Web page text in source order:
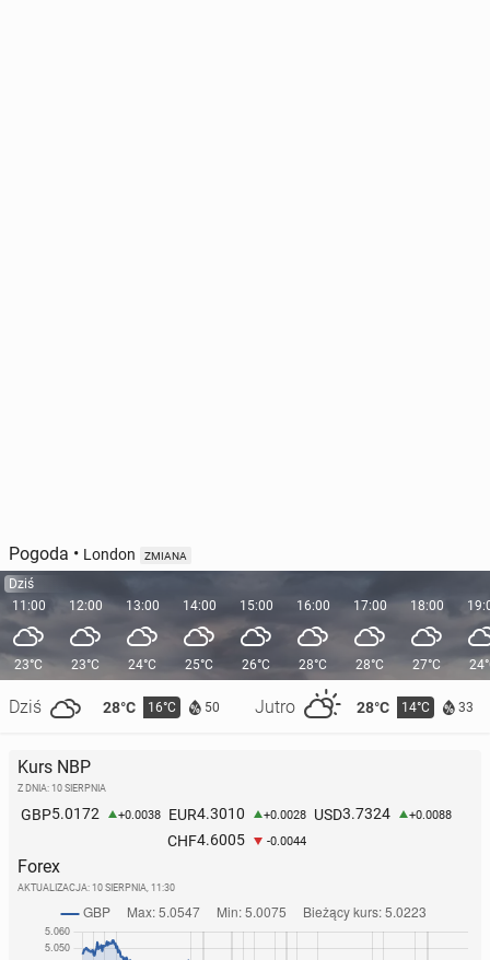
Pogoda • London ZMIANA
Dziś
11:00
23°C
Dziś 28°C 16°C 50 Jutro 28°C 14°C 33
12:00
23°C
13:00
24°C
14:00
25°C
15:00
26°C
16:00
28°C
17:00
28°C
18:00
27°C
Kurs NBP
Z DNIA: 10 SIERPNIA
GBP5.0172 +0.0038 EUR4.3010 +0.0028 USD3.7324 +0.0088
CHF4.6005 -0.0044
Forex
AKTUALIZACJA: 10 SIERPNIA, 11:30